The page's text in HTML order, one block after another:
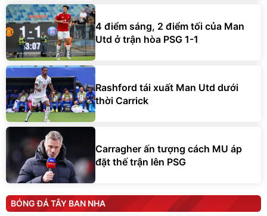
4 điểm sáng, 2 điểm tối của Man
Utd ở trận hòa PSG 1-1
Rashford tái xuất Man Utd dưới
thời Carrick
Carragher ấn tượng cách MU áp
đặt thế trận lên PSG
BÓNG ĐÁ TÂY BAN NHA